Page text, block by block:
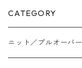
CATEGORY
ニット／プルオーバー